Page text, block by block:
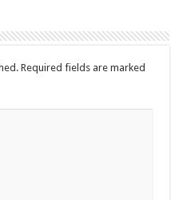
Required fields are marked